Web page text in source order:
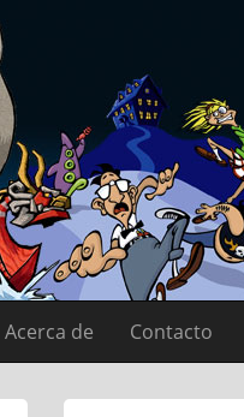
Acerca de Contacto